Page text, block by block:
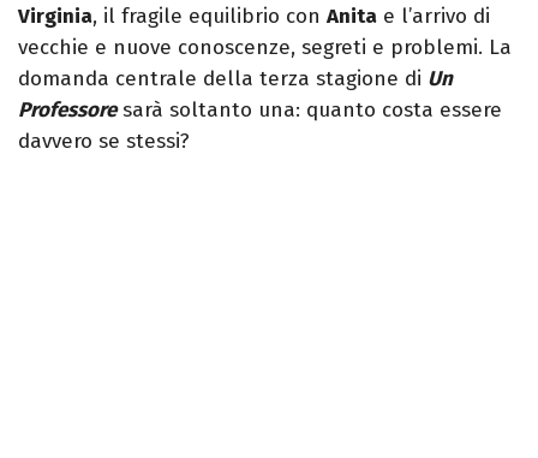
Virginia, il fragile equilibrio con Anita e l’arrivo di
vecchie e nuove conoscenze, segreti e problemi. La
domanda centrale della terza stagione di Un
Professoresarà soltanto una: quanto costa essere
davvero se stessi?